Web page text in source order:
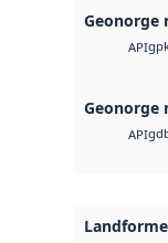
Geonorge
API
Geonorge
API